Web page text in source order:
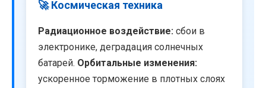
🚀 Космическая техника
Радиационное воздействие: сбои в
электронике, деградация солнечных
батарей. Орбитальные изменения:
ускоренное торможение в плотных слоях